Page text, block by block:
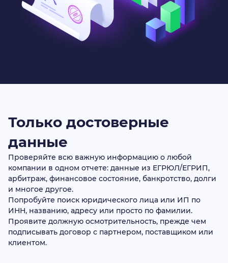
Только достоверные
данные
Проверяйте всю важную информацию о любой
компании в одном отчете: данные из ЕГРЮЛ/ЕГРИП,
арбитраж, финансовое состояние, банкротство, долги
и многое другое.
Попробуйте поиск юридического лица или ИП по
ИНН, названию, адресу или просто по фамилии.
Проявите должную осмотрительность, прежде чем
подписывать договор с партнером, поставщиком или
клиентом.